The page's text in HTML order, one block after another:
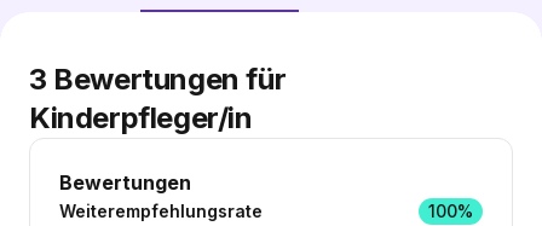
Bewertungen
Weiterempfehlungsrate 100%
3 Bewertungen für
Kinderpfleger/in